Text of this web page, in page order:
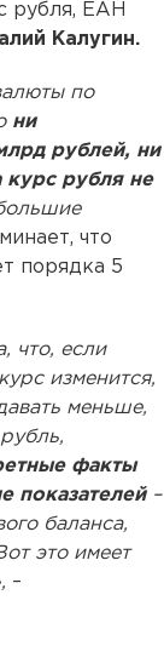
рубля, ЕАН
Калугин.
по
ни
рублей, ни
курс рубля не
что
порядка 5
что, если
изменится,
меньше,
факты
показателей–
баланса,
это имеет
–